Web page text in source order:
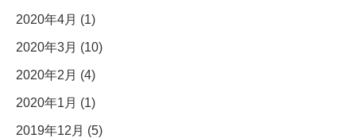
2020年4月 (1)
2020年3月 (10)
2020年2月 (4)
2020年1月 (1)
2019年12月 (5)